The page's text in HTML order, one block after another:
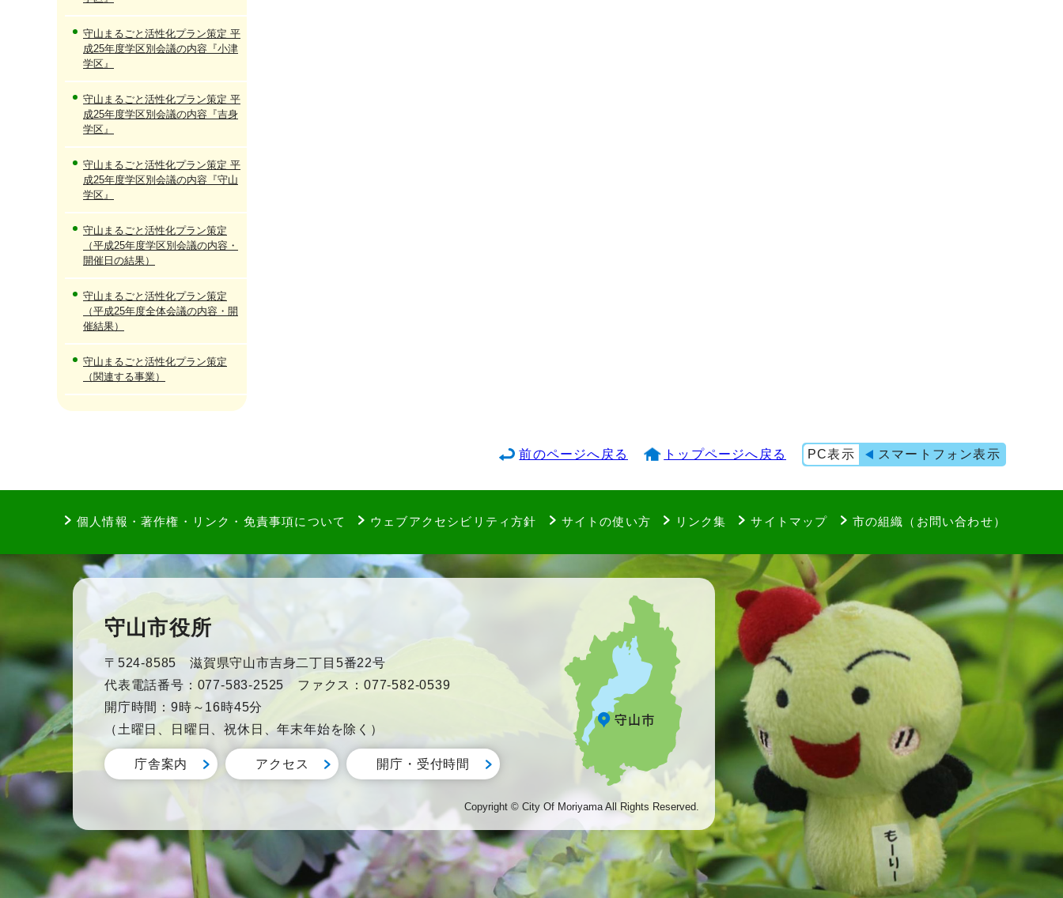
守山まるごと活性化プラン策定 平
成25年度学区別会議の内容『小津
学区』
守山まるごと活性化プラン策定 平
成25年度学区別会議の内容『吉身
学区』
守山まるごと活性化プラン策定 平
成25年度学区別会議の内容『守山
学区』
守山まるごと活性化プラン策定
（平成25年度学区別会議の内容・
開催日の結果）
守山まるごと活性化プラン策定
（平成25年度全体会議の内容・開
催結果）
守山まるごと活性化プラン策定
（関連する事業）
前のページへ戻る トップページへ戻る PC表示 スマートフォン表示
個人情報・著作権・リンク・免責事項について ウェブアクセシビリティ方針 サイトの使い方 リンク集 サイトマップ 市の組織（お問い合わせ）
守山市役所
〒524-8585 滋賀県守山市吉身二丁目5番22号
代表電話番号：077-583-2525 ファクス：077-582-0539
開庁時間：9時～16時45分
（土曜日、日曜日、祝休日、年末年始を除く）
庁舎案内 アクセス 開庁・受付時間
Copyright © City Of Moriyama All Rights Reserved.